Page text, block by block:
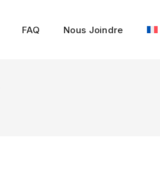
FAQ Nous Joindre